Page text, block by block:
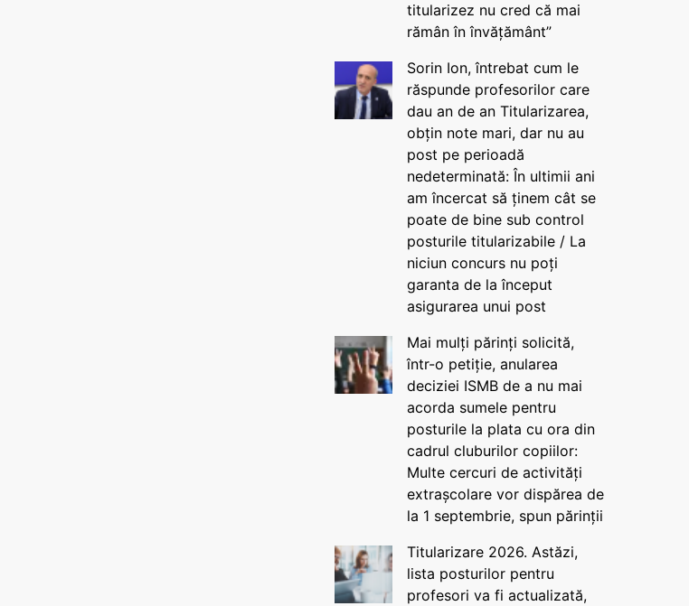
titularizez nu cred că mai
rămân în învățământ”
Sorin Ion, întrebat cum le
răspunde profesorilor care
dau an de an Titularizarea,
obțin note mari, dar nu au
post pe perioadă
nedeterminată: În ultimii ani
am încercat să ținem cât se
poate de bine sub control
posturile titularizabile / La
niciun concurs nu poți
garanta de la început
asigurarea unui post
Mai mulți părinți solicită,
într-o petiție, anularea
deciziei ISMB de a nu mai
acorda sumele pentru
posturile la plata cu ora din
cadrul cluburilor copiilor:
Multe cercuri de activități
extrașcolare vor dispărea de
la 1 septembrie, spun părinții
Titularizare 2026. Astăzi,
lista posturilor pentru
profesori va fi actualizată,